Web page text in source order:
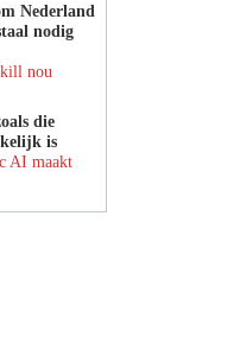
Nederland
nodig
nou
die
is
AI maakt